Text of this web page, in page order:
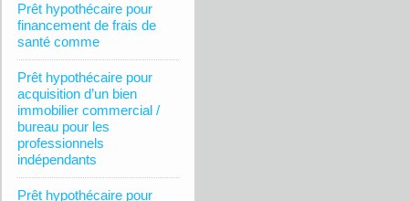
Prêt hypothécaire pour
financement de frais de
santé comme
Prêt hypothécaire pour
acquisition d’un bien
immobilier commercial /
bureau pour les
professionnels
indépendants
Prêt hypothécaire pour